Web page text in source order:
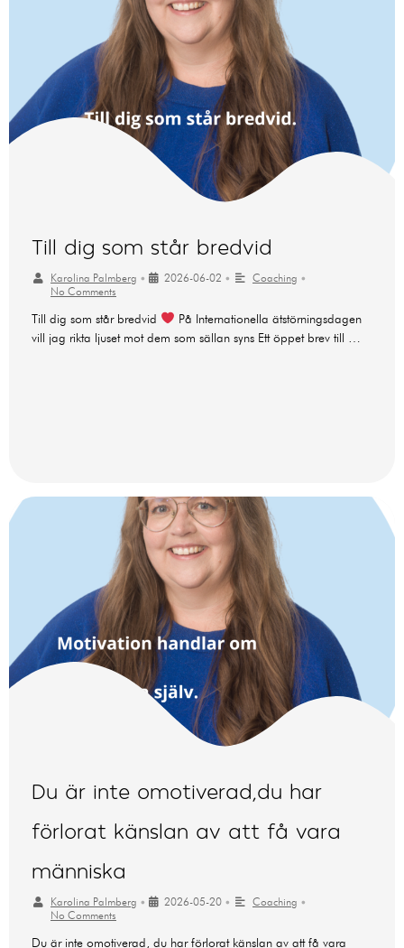
Till dig som står bredvid
Karolina Palmberg • 2026-06-02 • Coaching •
No Comments
Till dig som står bredvid
På Internationella ätstörningsdagen
vill jag rikta ljuset mot dem som sällan syns Ett öppet brev till …
Du är inte omotiverad,du har
förlorat känslan av att få vara
människa
Karolina Palmberg • 2026-05-20 • Coaching •
No Comments
Du är inte omotiverad, du har förlorat känslan av att få vara